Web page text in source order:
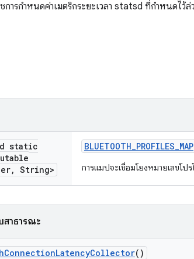
การกําหนดค่าเมตริกระยะเวลา statsd ที่กําหนดไ
static
, String>
BLUETOOTH_PROFILES_MAP
การแมปจะเชื่อมโยงหมายเลขโ
สาธารณะ
ConnectionLatencyCollector()